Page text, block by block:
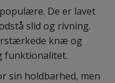
De er lavet
slid og rivning.
knæ og
funktionalitet.
sin holdbarhed, men